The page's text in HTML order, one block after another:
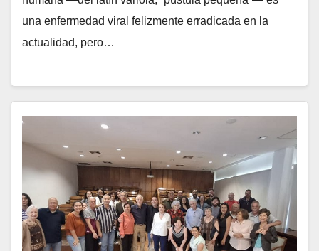
una enfermedad viral felizmente erradicada en la
actualidad, pero…